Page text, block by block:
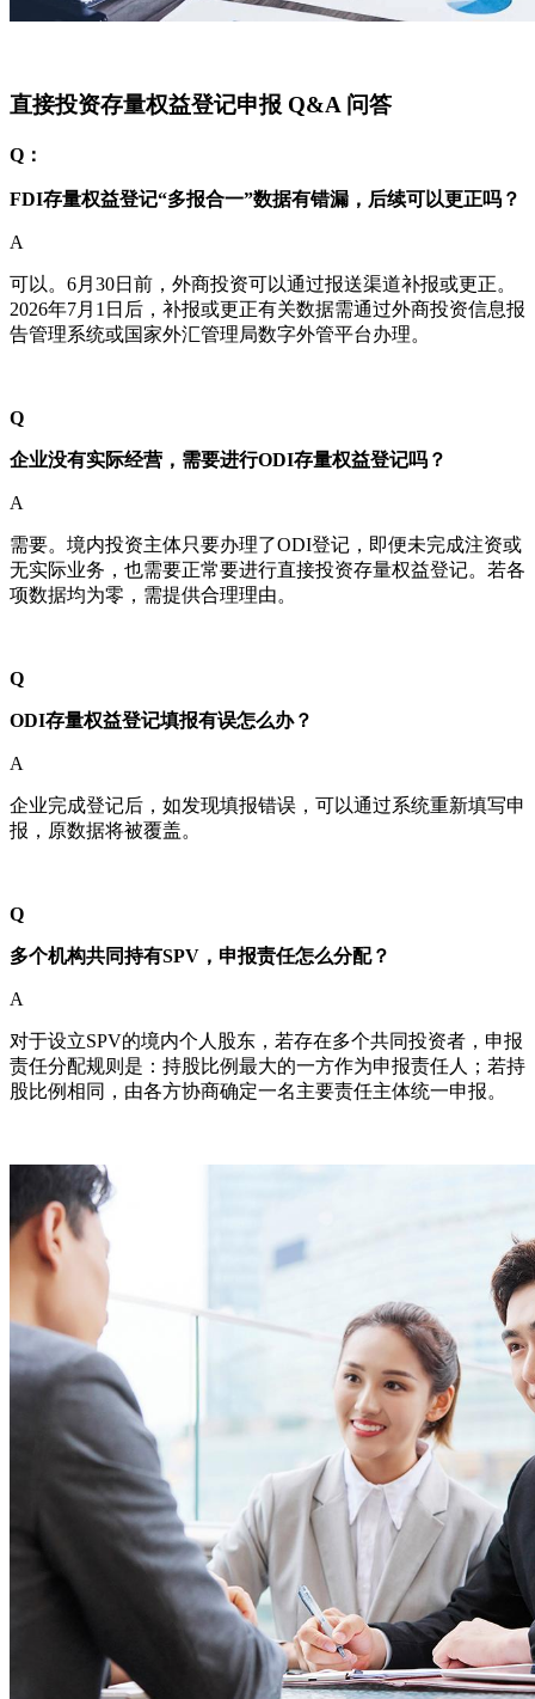
直接投资存量权益登记申报 Q&A 问答
Q：
FDI存量权益登记“多报合一”数据有错漏，后续可以更正吗？
A
可以。6月30日前，外商投资可以通过报送渠道补报或更正。
2026年7月1日后，补报或更正有关数据需通过外商投资信息报
告管理系统或国家外汇管理局数字外管平台办理。
Q
企业没有实际经营，需要进行ODI存量权益登记吗？
A
需要。境内投资主体只要办理了ODI登记，即便未完成注资或
无实际业务，也需要正常要进行直接投资存量权益登记。若各
项数据均为零，需提供合理理由。
Q
ODI存量权益登记填报有误怎么办？
A
企业完成登记后，如发现填报错误，可以通过系统重新填写申
报，原数据将被覆盖。
Q
多个机构共同持有SPV，申报责任怎么分配？
A
对于设立SPV的境内个人股东，若存在多个共同投资者，申报
责任分配规则是：持股比例最大的一方作为申报责任人；若持
股比例相同，由各方协商确定一名主要责任主体统一申报。